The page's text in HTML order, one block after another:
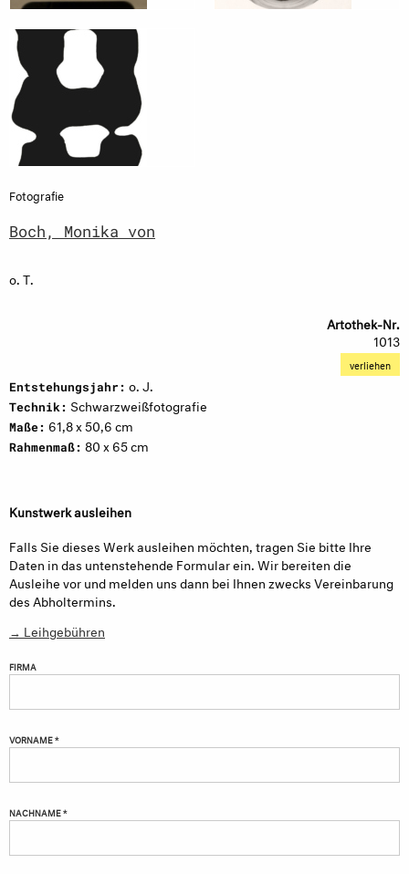
Fotografie
Boch, Monika von
o. T.
Artothek-Nr.
1013
verliehen
Entstehungsjahr: o. J.
Technik: Schwarzweißfotografie
Maße: 61,8 x 50,6 cm
Rahmenmaß: 80 x 65 cm
Kunstwerk ausleihen
Falls Sie dieses Werk ausleihen möchten, tragen Sie bitte Ihre
Daten in das untenstehende Formular ein. Wir bereiten die
Ausleihe vor und melden uns dann bei Ihnen zwecks Vereinbarung
des Abholtermins.
→ Leihgebühren
FIRMA
VORNAME *
NACHNAME *